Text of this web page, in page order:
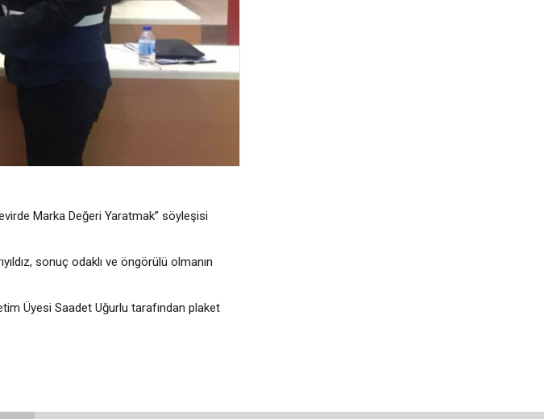
Marka Değeri Yaratmak” söyleşisi
sonuç odaklı ve öngörülü olmanın
Üyesi Saadet Uğurlu tarafından plaket